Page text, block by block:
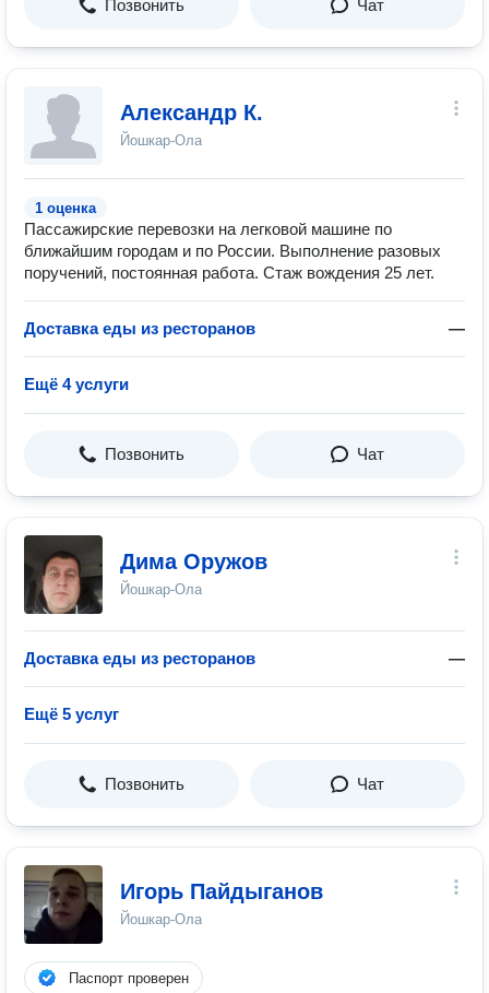
Позвонить Чат
Александр К.
Йошкар-Ола
1 оценка
Пассажирские перевозки на легковой машине по
ближайшим городам и по России. Выполнение разовых
поручений, постоянная работа. Стаж вождения 25 лет.
Доставка еды из ресторанов —
Ещё 4 услуги
Позвонить Чат
Дима Оружов
Йошкар-Ола
Доставка еды из ресторанов —
Ещё 5 услуг
Позвонить Чат
Игорь Пайдыганов
Йошкар-Ола
Паспорт проверен